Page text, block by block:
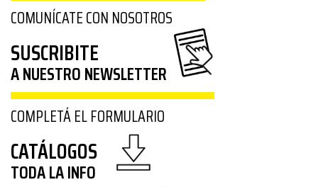
COMUNÍCATE CON NOSOTROS
SUSCRIBITE
A NUESTRO NEWSLETTER
COMPLETÁ EL FORMULARIO
CATÁLOGOS
TODA LA INFO